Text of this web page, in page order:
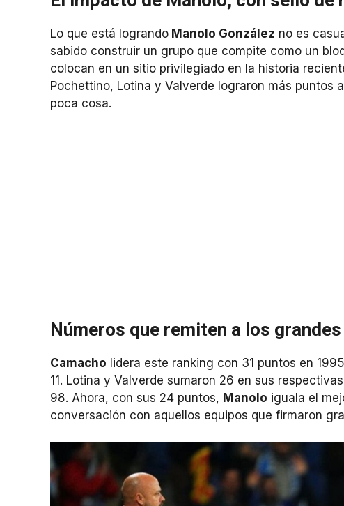
Lo que está logrando Manolo González no es
sabido construir un grupo que compite como un
colocan en un sitio privilegiado en la historia
Pochettino, Lotina y Valverde lograron más puntos
poca cosa.
Números que remiten a los
Camacho lidera este ranking con 31 puntos en
11. Lotina y Valverde sumaron 26 en sus
98. Ahora, con sus 24 puntos, Manolo iguala el
conversación con aquellos equipos que firmaron